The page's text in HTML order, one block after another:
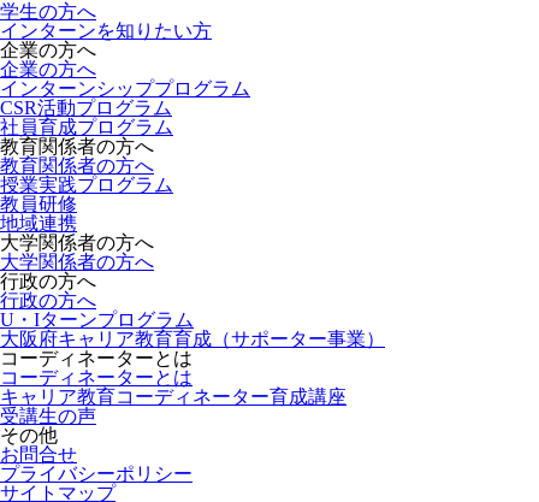
学生の方へ
インターンを知りたい方
企業の方へ
企業の方へ
インターンシッププログラム
CSR活動プログラム
社員育成プログラム
教育関係者の方へ
教育関係者の方へ
授業実践プログラム
教員研修
地域連携
大学関係者の方へ
大学関係者の方へ
行政の方へ
行政の方へ
U・Iターンプログラム
大阪府キャリア教育育成（サポーター事業）
コーディネーターとは
コーディネーターとは
キャリア教育コーディネーター育成講座
受講生の声
その他
お問合せ
プライバシーポリシー
サイトマップ